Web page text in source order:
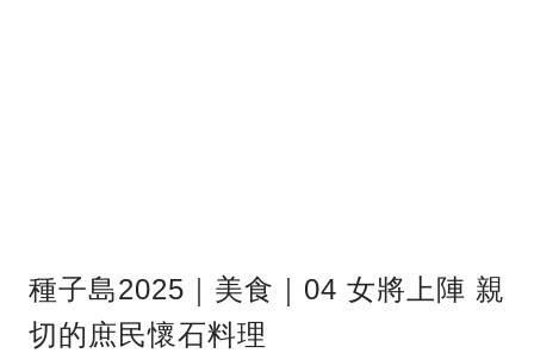
種子島2025｜美食｜04 女將上陣 親
切的庶民懷石料理